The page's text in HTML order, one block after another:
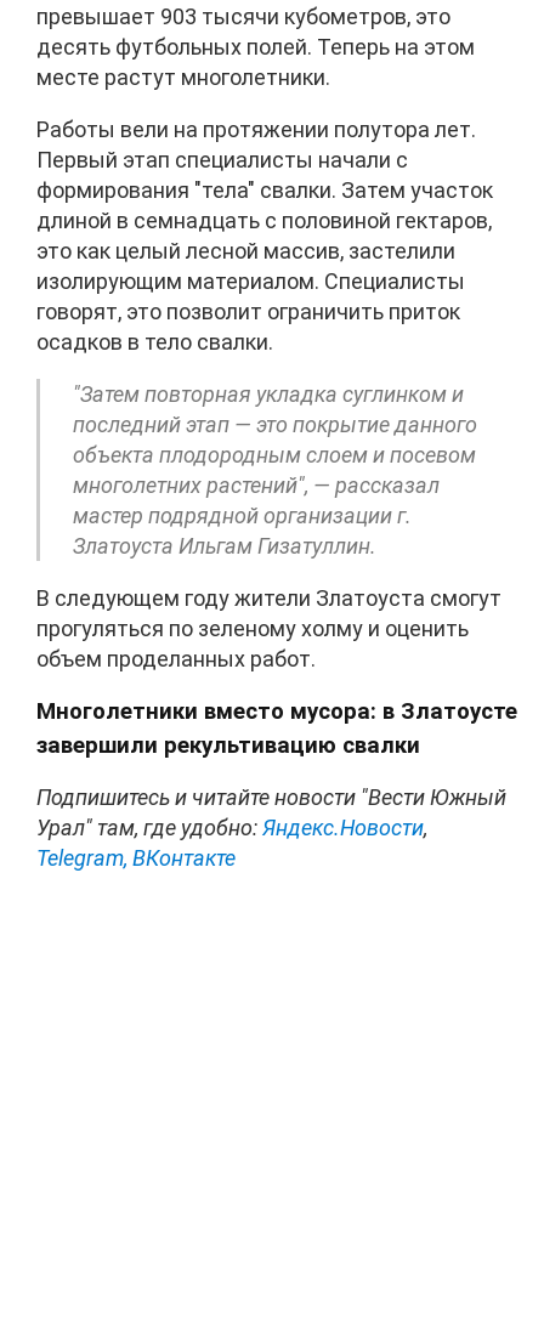
превышает 903 тысячи кубометров, это
десять футбольных полей. Теперь на этом
месте растут многолетники.
Работы вели на протяжении полутора лет.
Первый этап специалисты начали с
формирования "тела" свалки. Затем участок
длиной в семнадцать с половиной гектаров,
это как целый лесной массив, застелили
изолирующим материалом. Специалисты
говорят, это позволит ограничить приток
осадков в тело свалки.
"Затем повторная укладка суглинком и
последний этап — это покрытие данного
объекта плодородным слоем и посевом
многолетних растений", — рассказал
мастер подрядной организации г.
Златоуста Ильгам Гизатуллин.
В следующем году жители Златоуста смогут
прогуляться по зеленому холму и оценить
объем проделанных работ.
Многолетники вместо мусора: в Златоусте
завершили рекультивацию свалки
Подпишитесь и читайте новости "Вести Южный
Урал" там, где удобно:Яндекс.Новости,
Telegram, ВКонтакте